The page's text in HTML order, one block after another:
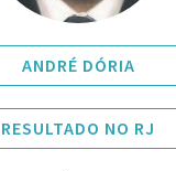
ANDRÉ DÓRIA
RESULTADO NO RJ